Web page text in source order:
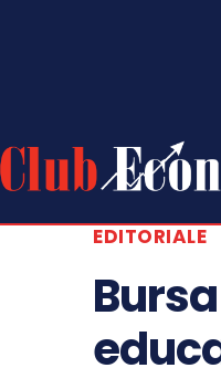
EDITORIALE